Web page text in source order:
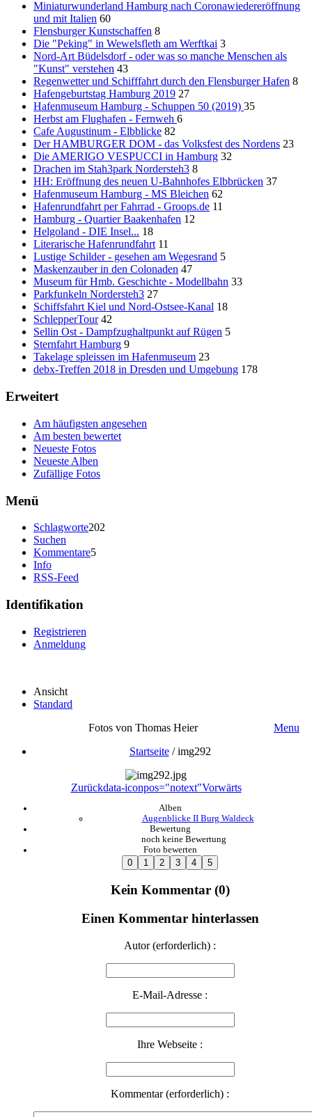
Miniaturwunderland Hamburg nach Coronawiedereröffnung
und mit Italien 60
Flensburger Kunstschaffen 8
Die "Peking" in Wewelsfleth am Werftkai 3
Nord-Art Büdelsdorf - oder was so manche Menschen als
"Kunst" verstehen 43
Regenwetter und Schifffahrt durch den Flensburger Hafen 8
Hafengeburtstag Hamburg 2019 27
Hafenmuseum Hamburg - Schuppen 50 (2019) 35
Herbst am Flughafen - Fernweh 6
Cafe Augustinum - Elbblicke 82
Der HAMBURGER DOM - das Volksfest des Nordens 23
Die AMERIGO VESPUCCI in Hamburg 32
Drachen im Stah3park Nordersteh3 8
HH: Eröffnung des neuen U-Bahnhofes Elbbrücken 37
Hafenmuseum Hamburg - MS Bleichen 62
Hafenrundfahrt per Fahrrad - Groops.de 11
Hamburg - Quartier Baakenhafen 12
Helgoland - DIE Insel... 18
Literarische Hafenrundfahrt 11
Lustige Schilder - gesehen am Wegesrand 5
Maskenzauber in den Colonaden 47
Museum für Hmb. Geschichte - Modellbahn 33
Parkfunkeln Nordersteh3 27
Schiffsfahrt Kiel und Nord-Ostsee-Kanal 18
SchlepperTour 42
Sellin Ost - Dampfzughaltpunkt auf Rügen 5
Sternfahrt Hamburg 9
Takelage spleissen im Hafenmuseum 23
debx-Treffen 2018 in Dresden und Umgebung 178
Erweitert
Am häufigsten angesehen
Am besten bewertet
Neueste Fotos
Neueste Alben
Zufällige Fotos
Menü
Schlagworte202
Suchen
Kommentare5
Info
RSS-Feed
Identifikation
Registrieren
Anmeldung
Ansicht
Standard
Fotos von Thomas Heier
Menu
Startseite/img292
Zurückdata-iconpos="notext"Vorwärts
Alben
Augenblicke II Burg Waldeck
Bewertung
noch keine Bewertung
Foto bewerten
Kein Kommentar (0)
Einen Kommentar hinterlassen
Autor (erforderlich) :
E-Mail-Adresse :
Ihre Webseite :
Kommentar (erforderlich) :